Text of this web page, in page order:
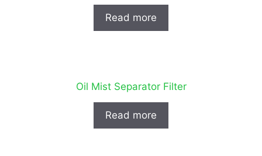
Read more
Oil Mist Separator Filter
Read more